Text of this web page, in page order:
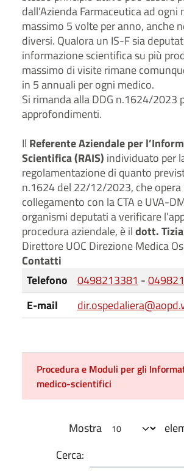
dall’Azienda Farmaceutica ad ogni
massimo 5 volte per anno, anche
diversi. Qualora un IS-F sia
informazione scientifica su più
massimo di visite rimane
in 5 annuali per ogni medico.
Si rimanda alla DDG n.1624/2023
approfondimenti.
Il Referente Aziendale per
Scientifica (RAIS) individuato per
regolamentazione di quanto
n.1624 del 22/12/2023, che
collegamento con la CTA e UVA-
organismi deputati a verificare
procedura aziendale, è ildott.
Direttore UOC Direzione Medica
Contatti
Telefono
0498213381 -
E-mail
Procedura e Moduli per gli
medico-scientifici
Mostra
Cerca: